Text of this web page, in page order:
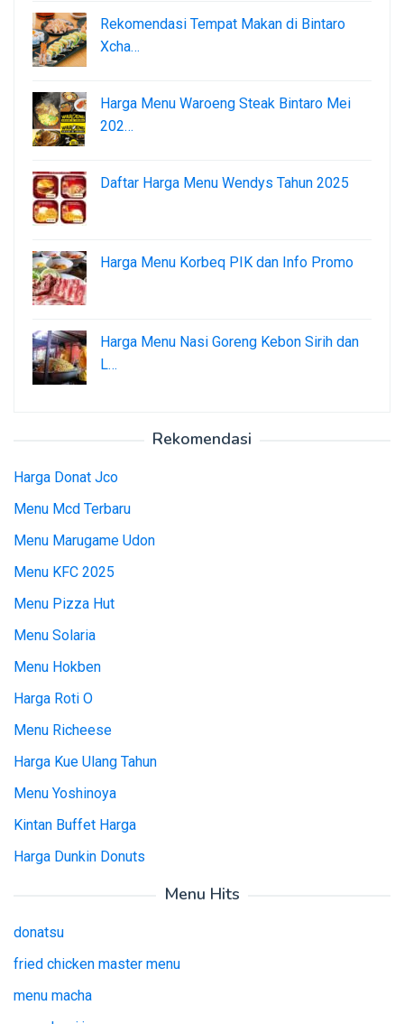
Rekomendasi Tempat Makan di Bintaro
Xcha…
Harga Menu Waroeng Steak Bintaro Mei
202…
Daftar Harga Menu Wendys Tahun 2025
Harga Menu Korbeq PIK dan Info Promo
Harga Menu Nasi Goreng Kebon Sirih dan
L…
Rekomendasi
Harga Donat Jco
Menu Mcd Terbaru
Menu Marugame Udon
Menu KFC 2025
Menu Pizza Hut
Menu Solaria
Menu Hokben
Harga Roti O
Menu Richeese
Harga Kue Ulang Tahun
Menu Yoshinoya
Kintan Buffet Harga
Harga Dunkin Donuts
Menu Hits
donatsu
fried chicken master menu
menu macha